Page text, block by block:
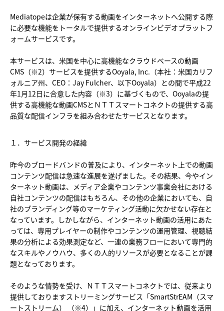
Mediatopeは企業が保有する動画をインターネットへ公開する際
に必要な機能をトータルで提供するオンラインビデオプラットフ
ォームサービスです。
本サービスは、米国を中心に高機能なクラウドベースの動画
CMS（※2）サービスを提供するOoyala, Inc.（本社：米国カリフ
ォルニア州、CEO：Jay Fulcher、以下Ooyala）との間で平成22
年1月12日に合意した内容（※3）に基づくもので、Ooyalaの提
供する高機能な動画CMSとＮＴＴスマートコネクトの提供する高
品質な配信インフラを組み合わせたサービスとなります。
１．サービス開発の経緯
昨今のブロードバンドの普及により、インターネット上での動画
コンテンツ配信は急速な進展を遂げました。その結果、今やイン
ターネット動画は、メディア企業やコンテンツ事業会社における
自社コンテンツの配信はもちろん、その他の企業においても、自
社のブランディング等のマーケティング活動に欠かせない存在と
なっています。しかしながら、インターネット動画の活用にあた
っては、専用プレイヤーの制作やコンテンツの運用管理、視聴結
果の分析による効果測定など、一連の業務フローにおいて専門的
なスキルやノウハウ、多くの人的リソースが必要となることが課
題となっております。
そのような情勢を受け、ＮＴＴスマートコネクトでは、従来より
提供しておりますストリーミングサービス「SmartStrEAM（スマ
ートストリーム） （※4）」に加え、インターネット動画を活用